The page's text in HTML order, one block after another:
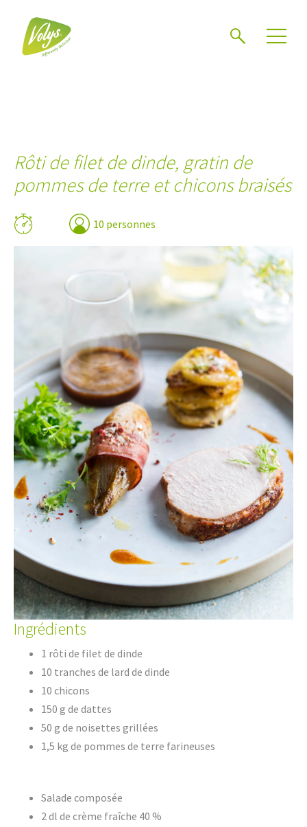
Rôti de filet de dinde, gratin de
pommes de terre et chicons braisés
10 personnes
Ingrédients
1 rôti de filet de dinde
10 tranches de lard de dinde
10 chicons
150 g de dattes
50 g de noisettes grillées
1,5 kg de pommes de terre farineuses
Salade composée
2 dl de crème fraîche 40 %